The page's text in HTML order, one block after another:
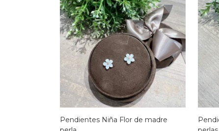
Pendientes Niña Flor de madre